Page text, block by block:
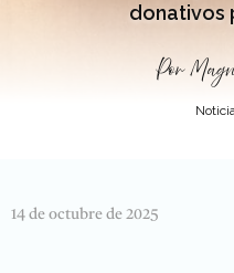
donativos
Por
14 de octubre de 2025